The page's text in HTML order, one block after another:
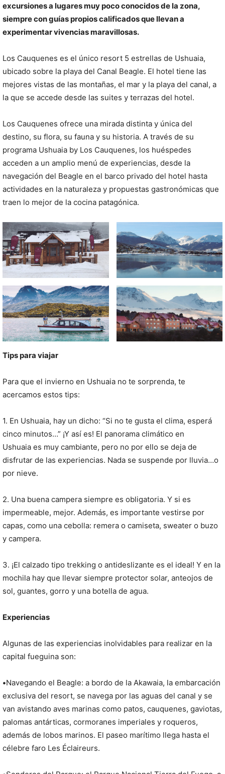
excursiones a lugares muy poco conocidos de la zona,
siempre con guías propios calificados que llevan a
experimentar vivencias maravillosas.
Los Cauquenes es el único resort 5 estrellas de Ushuaia,
ubicado sobre la playa del Canal Beagle. El hotel tiene las
mejores vistas de las montañas, el mar y la playa del canal, a
la que se accede desde las suites y terrazas del hotel.
Los Cauquenes ofrece una mirada distinta y única del
destino, su flora, su fauna y su historia. A través de su
programa Ushuaia by Los Cauquenes, los huéspedes
acceden a un amplio menú de experiencias, desde la
navegación del Beagle en el barco privado del hotel hasta
actividades en la naturaleza y propuestas gastronómicas que
traen lo mejor de la cocina patagónica.
Tips para viajar
Para que el invierno en Ushuaia no te sorprenda, te
acercamos estos tips:
1. En Ushuaia, hay un dicho: “Si no te gusta el clima, esperá
cinco minutos…” ¡Y así es! El panorama climático en
Ushuaia es muy cambiante, pero no por ello se deja de
disfrutar de las experiencias. Nada se suspende por lluvia…o
por nieve.
2. Una buena campera siempre es obligatoria. Y si es
impermeable, mejor. Además, es importante vestirse por
capas, como una cebolla: remera o camiseta, sweater o buzo
y campera.
3. ¡El calzado tipo trekking o antideslizante es el ideal! Y en la
mochila hay que llevar siempre protector solar, anteojos de
sol, guantes, gorro y una botella de agua.
Experiencias
Algunas de las experiencias inolvidables para realizar en la
capital fueguina son:
•Navegando el Beagle: a bordo de la Akawaia, la embarcación
exclusiva del resort, se navega por las aguas del canal y se
van avistando aves marinas como patos, cauquenes, gaviotas,
palomas antárticas, cormoranes imperiales y roqueros,
además de lobos marinos. El paseo marítimo llega hasta el
célebre faro Les Éclaireurs.